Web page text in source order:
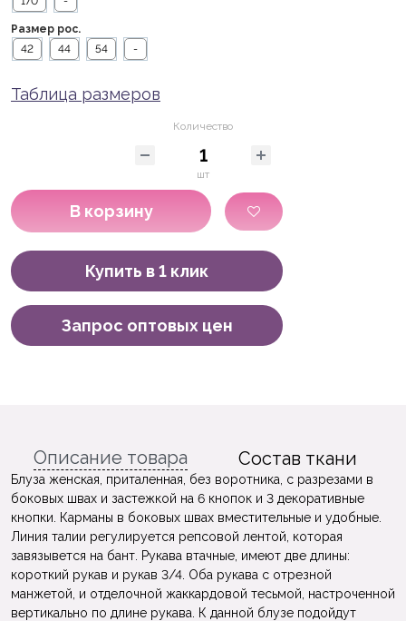
Размер рос.
42
44 54 -
Таблица размеров
Количество
шт
В корзину
Купить в 1 клик
Запрос оптовых цен
Описание товара Состав ткани
Блуза женская, приталенная, без воротника, с разрезами в
боковых швах и застежкой на 6 кнопок и 3 декоративные
кнопки. Карманы в боковых швах вместительные и удобные.
Линия талии регулируется репсовой лентой, которая
завязывется на бант. Рукава втачные, имеют две длины:
короткий рукав и рукав 3/4. Оба рукава с отрезной
манжетой, и отделочной жаккардовой тесьмой, настроченной
вертикально по длине рукава. К данной блузе подойдут